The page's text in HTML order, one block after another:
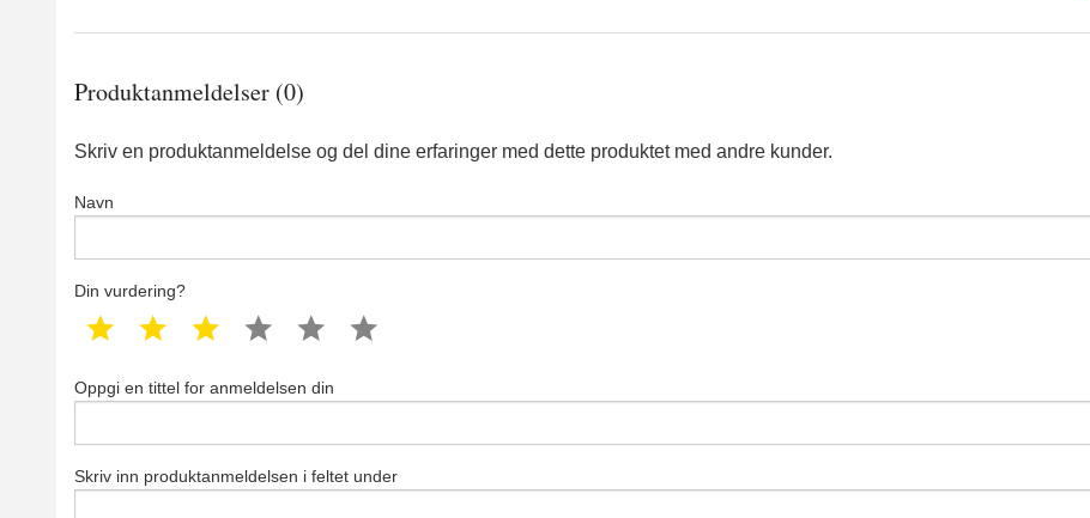
Produktanmeldelser (0)
Skriv en produktanmeldelse og del dine erfaringer med dette produktet med andre kunder.
Navn
Din vurdering?
1 star 2 star 3 star 4 star 5 star
Oppgi en tittel for anmeldelsen din
Skriv inn produktanmeldelsen i feltet under